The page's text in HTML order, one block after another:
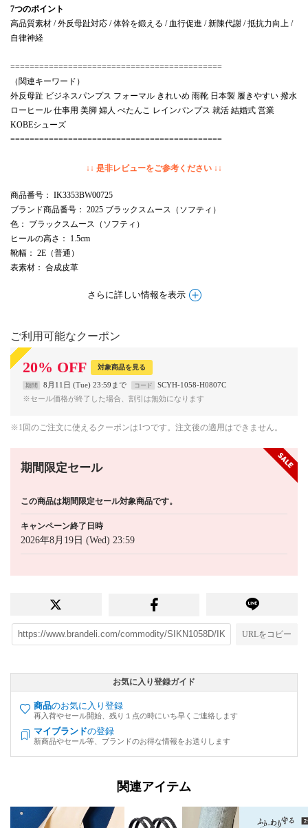
7つのポイント
高品質素材 / 外反母趾対応 / 体幹を鍛える / 血行促進 / 新陳代謝 / 抵抗力向上 /
自律神経
============================================
（関連キーワード）
外反母趾 ビジネスパンプス フォーマル きれいめ 雨靴 日本製 履きやすい 撥水
ローヒール 仕事用 美脚 婦人 ぺたんこ レインパンプス 就活 結婚式 営業
KOBEシューズ
============================================
↓↓ 是非レビューをご参考ください ↓↓
商品番号 ： IK3353BW00725
ブランド商品番号 ： 2025 ブラックスムース（ソフティ）
色 ： ブラックスムース（ソフティ）
ヒールの高さ ： 1.5cm
靴幅 ： 2E（普通）
表素材 ： 合成皮革
さらに詳しい情報を表示
ご利用可能なクーポン
20% OFF 対象商品を見る
期間 8月11日 (Tue) 23:59まで コード
SCYH-1058-H0807C
※セール価格が終了した場合、割引は無効になります
※1回のご注文に使えるクーポンは1つです。注文後の適用はできません。
期間限定セール
この商品は期間限定セール対象商品です。
キャンペーン終了日時
2026年8月19日 (Wed) 23:59
URLをコピー
お気に入り登録ガイド
商品のお気に入り登録
再入荷やセール開始、残り１点の時にいち早くご連絡します
マイブランドの登録
新商品やセール等、ブランドのお得な情報をお送りします
関連アイテム